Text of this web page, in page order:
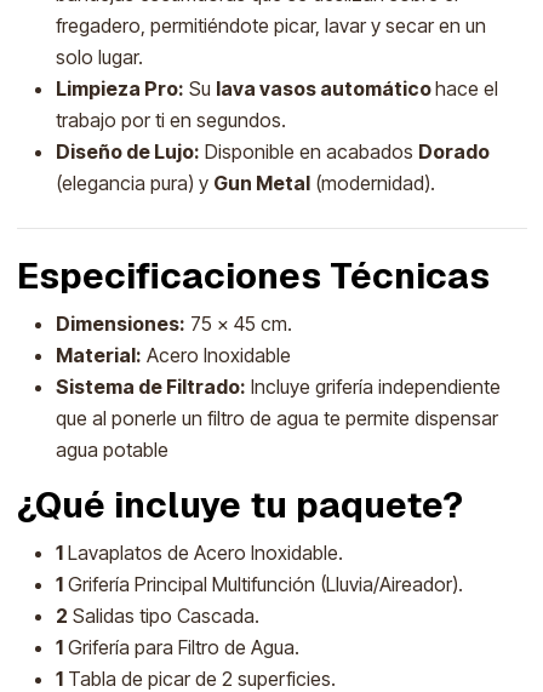
fregadero, permitiéndote picar, lavar y secar en un
solo lugar.
Limpieza Pro: Su lava vasos automáticohace el
trabajo por ti en segundos.
Diseño de Lujo: Disponible en acabados Dorado
(elegancia pura) y Gun Metal(modernidad).
Especificaciones Técnicas
Dimensiones: 75 x 45 cm.
Material: Acero Inoxidable
Sistema de Filtrado: Incluye grifería independiente
que al ponerle un filtro de agua te permite dispensar
agua potable
¿Qué incluye tu paquete?
1Lavaplatos de Acero Inoxidable.
1Grifería Principal Multifunción (Lluvia/Aireador).
2 Salidas tipo Cascada.
1Grifería para Filtro de Agua.
1Tabla de picar de 2 superficies.